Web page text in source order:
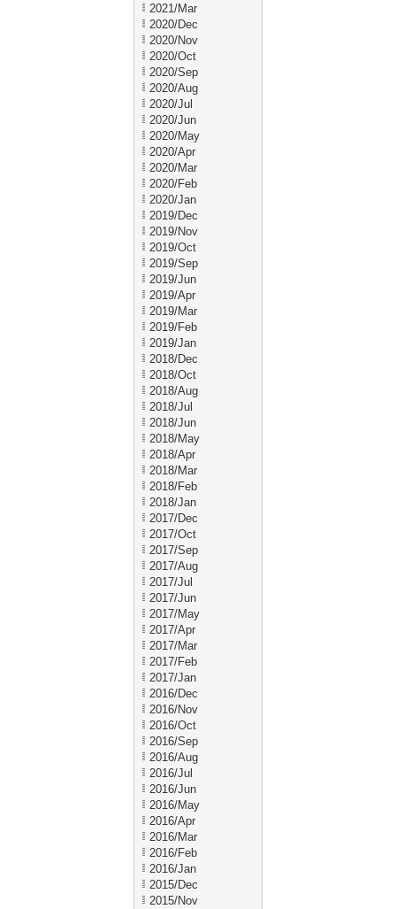
2021/Mar
2020/Dec
2020/Nov
2020/Oct
2020/Sep
2020/Aug
2020/Jul
2020/Jun
2020/May
2020/Apr
2020/Mar
2020/Feb
2020/Jan
2019/Dec
2019/Nov
2019/Oct
2019/Sep
2019/Jun
2019/Apr
2019/Mar
2019/Feb
2019/Jan
2018/Dec
2018/Oct
2018/Aug
2018/Jul
2018/Jun
2018/May
2018/Apr
2018/Mar
2018/Feb
2018/Jan
2017/Dec
2017/Oct
2017/Sep
2017/Aug
2017/Jul
2017/Jun
2017/May
2017/Apr
2017/Mar
2017/Feb
2017/Jan
2016/Dec
2016/Nov
2016/Oct
2016/Sep
2016/Aug
2016/Jul
2016/Jun
2016/May
2016/Apr
2016/Mar
2016/Feb
2016/Jan
2015/Dec
2015/Nov